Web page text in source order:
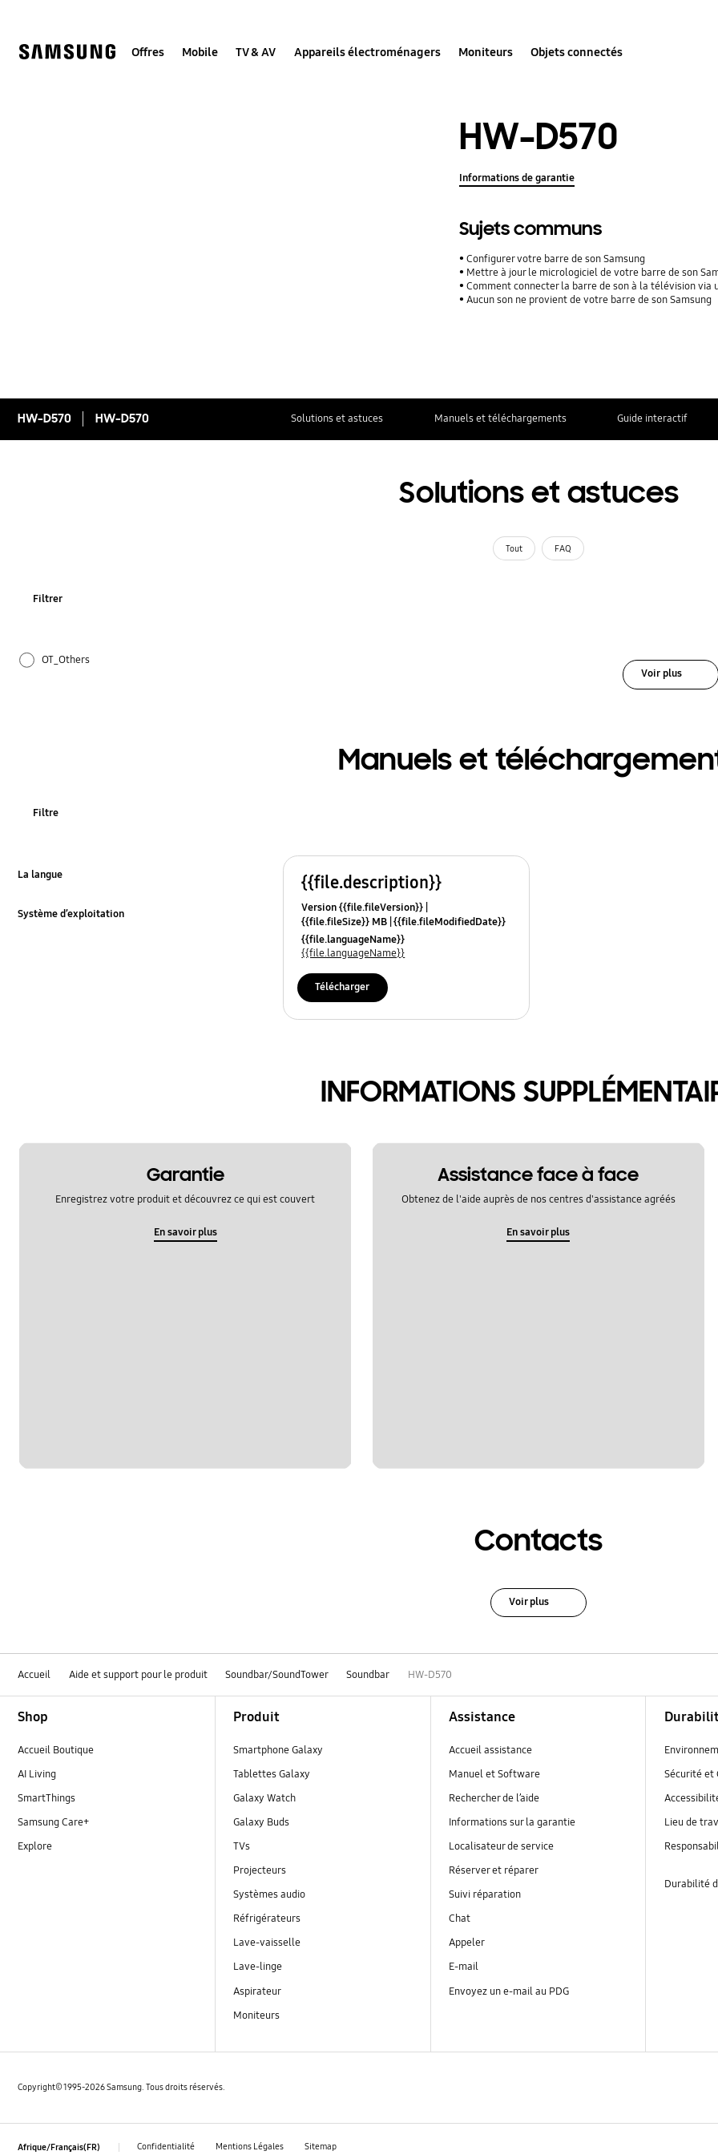
Offres Mobile TV & AV Appareils électroménagers Moniteurs Objets connectés
HW-D570
Informations de garantie
Sujets communs
Configurer votre barre de son Samsung
Mettre à jour le micrologiciel de votre barre de son
Comment connecter la barre de son à la télévision via
Aucun son ne provient de votre barre de son Samsung
HW-D570 HW-D570 Solutions et astuces Manuels et téléchargements Guide interactif
Solutions et astuces
Tout FAQ
Filtrer
OT_Others
Voir plus
Manuels et
Filtre
La langue
Système d’exploitation
{{file.description}}
Version {{file.fileVersion}}
{{file.fileSize}} MB {{file.fileModifiedDate}}
{{file.osNames}}
{{file.languageName}}
{{file.languageName}}
Télécharger
INFORMATIONS
Garantie
Enregistrez votre produit et découvrez ce qui est couvert
En savoir plus
Assistance face à face
Obtenez de l'aide auprès de nos centres d'assistance agréés
En savoir plus
Contacts
Voir plus
Accueil Aide et support pour le produit Soundbar/SoundTower Soundbar HW-D570
Shop
Accueil Boutique
AI Living
SmartThings
Samsung Care+
Explore
Produit
Smartphone Galaxy
Tablettes Galaxy
Galaxy Watch
Galaxy Buds
TVs
Projecteurs
Systèmes audio
Réfrigérateurs
Lave-vaisselle
Lave-linge
Aspirateur
Moniteurs
Assistance
Accueil assistance
Manuel et Software
Rechercher de l’aide
Informations sur la garantie
Localisateur de service
Réserver et réparer
Suivi réparation
Chat
Appeler
E-mail
Envoyez un e-mail au PDG
Sécurité et
Lieu de
Durabilité
Copyright© 1995-2026 Samsung. Tous droits réservés.
Afrique/Français(FR) Confidentialité Mentions Légales Sitemap